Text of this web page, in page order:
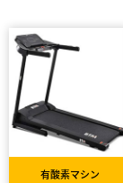
有酸素マシン